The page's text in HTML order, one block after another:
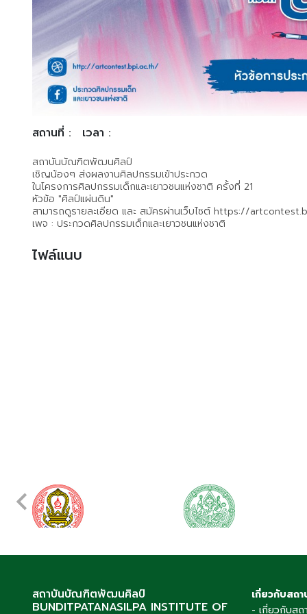
สถานที่ : เวลา :
สถาบันบัณฑิตพัฒนศิลป์
เชิญน้องๆ ส่งผลงานศิลปกรรมเข้าประกวด
ในโครงการศิลปกรรมเด็กและเยาวชนแห่งชาติ ครั้งที่ 21
หัวข้อ "ศิลป์แผ่นดิน"
สามารถดูรายละเอียด และ สมัครผ่านเว็บไซต์ https://
เพจ : ประกวดศิลปกรรมเด็กและเยาวชนแห่งชาติ
ไฟล์แนบ
สถาบันบัณฑิตพัฒนศิลป์
BUNDITPATANASILPA INSTITUTE OF
เกี่ยวกับสถ
- เกี่ยวกับสถ